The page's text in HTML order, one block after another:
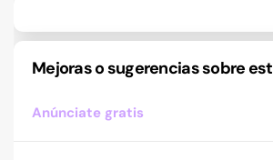
Mejoras o sugerencias sobre
Anúnciate gratis